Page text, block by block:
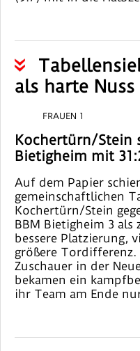
als harte Nuss
FRAUEN 1
Kochertürn/Stein
Bietigheim mit
Auf dem Papier
gemeinschaftlichen
Kochertürn/Stein
BBM Bietigheim 3 als
bessere Platzierung,
größere Tordifferenz.
Zuschauer in der
bekamen ein
ihr Team am Ende